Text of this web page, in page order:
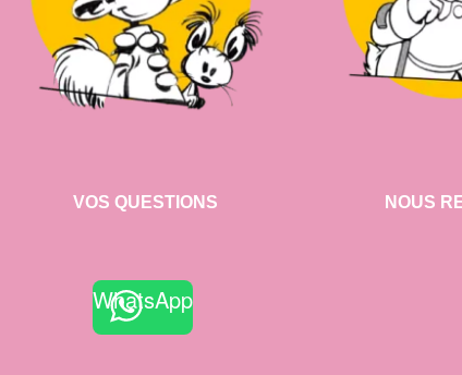
VOS QUESTIONS
WhatsApp
NOUS